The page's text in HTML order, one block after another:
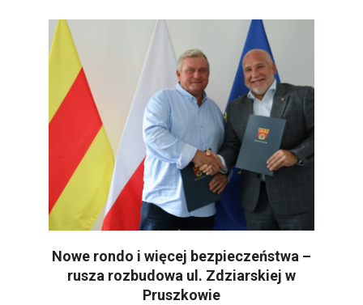
Nowe rondo i więcej bezpieczeństwa –
rusza rozbudowa ul. Zdziarskiej w
Pruszkowie